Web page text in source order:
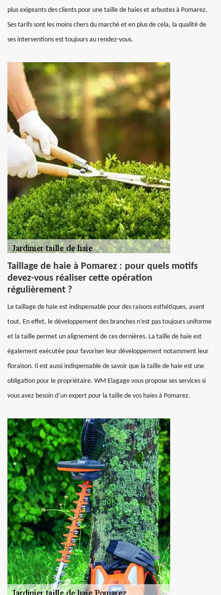
plus exigeants des clients pour une taille de haies et arbustes à Pomarez.
Ses tarifs sont les moins chers du marché et en plus de cela, la qualité de
ses interventions est toujours au rendez-vous.
Taillage de haie à Pomarez : pour quels motifs
devez-vous réaliser cette opération
régulièrement ?
Le taillage de haie est indispensable pour des raisons esthétiques, avant
tout. En effet, le développement des branches n’est pas toujours uniforme
et la taille permet un alignement de ces dernières. La taille de haie est
également exécutée pour favoriser leur développement notamment leur
floraison. Il est aussi indispensable de savoir que la taille de haie est une
obligation pour le propriétaire. WM Elagage vous propose ses services si
vous avez besoin d’un expert pour la taille de vos haies à Pomarez.